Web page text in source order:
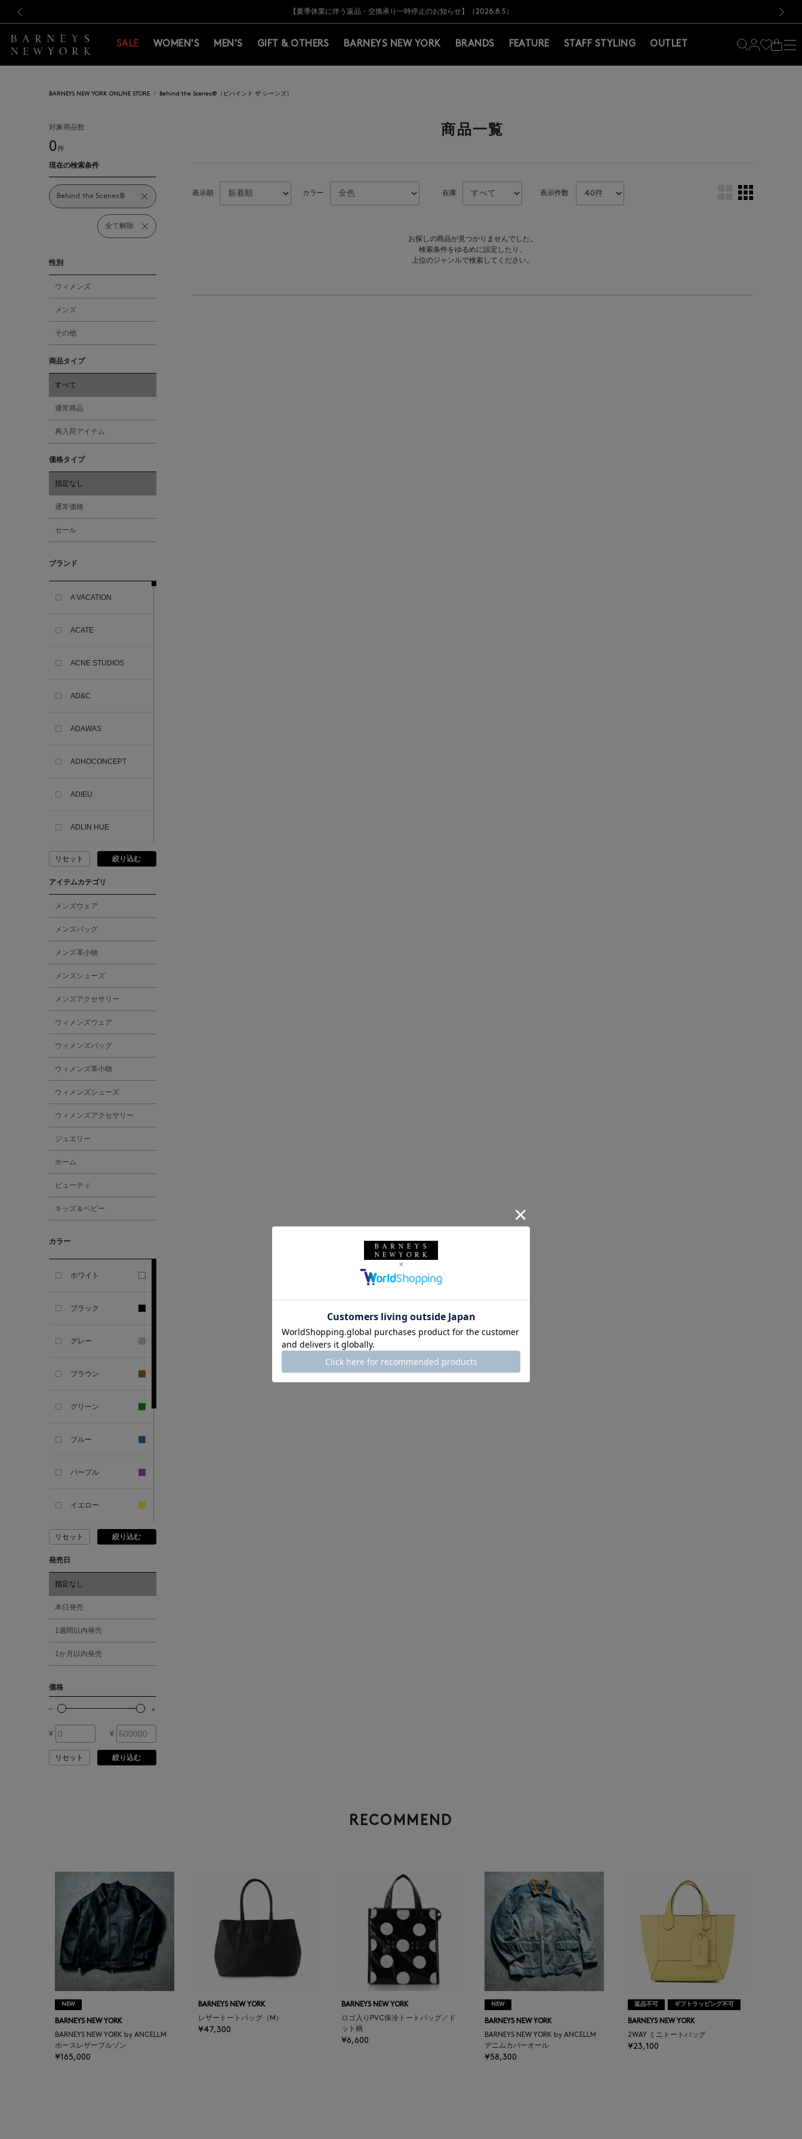
新規登録のお客様も対象！＜MY BARNEYS＞会員のお客様は11,000円（税込）以上のお買上げで常時送料無料！お買い物の際は会員登録を！
【夏季休業に伴う出荷一時停止のお知らせ】(2026.8.7)
【オンラインストア カスタマーセンター夏季休業に関するお知らせ】（2026.8.7）
【夏季休業に伴う返品・交換承り一時停止のお知らせ】（2026.8.5）
熊本県を中心とした地震の影響によるお荷物のお届けについて
【開催中】SUMMER SALEのご案内・ご注意事項
新規登録のお客様も対象！＜MY BARNEYS＞会員のお客様は11,000円（税込）以上のお買上げで常時送料無料！お買い物の際は会員登録を！
【夏季休業に伴う出荷一時停止のお知らせ】(2026.8.7)
SALE WOMEN'S MEN'S GIFT & OTHERS BARNEYS NEW YORK BRANDS FEATURE STAFF STYLING OUTLET
BARNEYS NEW YORK ONLINE STORE Behind the Scenes®（ビハインド ザ シーンズ）
対象商品数
0件
現在の検索条件
Behind the Scenes®
全て解除
性別
ウィメンズ
メンズ
その他
商品タイプ
すべて
通常商品
再入荷アイテム
価格タイプ
指定なし
通常価格
セール
ブランド
A VACATION
ACATE
ACNE STUDIOS
AD&C
ADAWAS
ADHOCONCEPT
ADIEU
ADLIN HUE
ADVISORY BOARD
AESOP
ALBERT THURSTON
ALESSANDRO
GHERARDI
ALL THE WAYS TO SAY
ALPO
ALTEA
AMOMENTO
ANCIENT GREEK
ATELIER AMBOISE
FIRENZE
AURALEE
BALENCIAGA
BARBA
BARNEYS NEW YORK
BASERANGE
BE.ABLE
リセット 絞り込む
アイテムカテゴリ
メンズウェア
メンズバッグ
メンズ革小物
メンズシューズ
メンズアクセサリー
ウィメンズウェア
ウィメンズバッグ
ウィメンズ革小物
ウィメンズシューズ
ウィメンズアクセサリー
ジュエリー
ホーム
ビューティ
キッズ＆ベビー
カラー
ホワイト
ブラック
グレー
ブラウン
グリーン
ブルー
パープル
イエロー
ピンク
レッド
オレンジ
シルバー
リセット 絞り込む
発売日
指定なし
本日発売
1週間以内発売
1か月以内発売
価格
¥ ¥
リセット 絞り込む
商品一覧
表示順 カラー 在庫 表示件数
お探しの商品が見つかりませんでした。
検索条件をゆるめに設定したり、
上位のジャンルで検索してください。
RECOMMEND
NEW
BARNEYS NEW YORK
BARNEYS NEW YORK by ANCELLM
ホースレザーブルゾン
¥165,000
BARNEYS NEW YORK
レザートートバッグ（M）
¥47,300
BARNEYS NEW YORK
ロゴ入りPVC保冷トートバッグ／ド
ット柄
¥6,600
NEW
BARNEYS NEW YORK
BARNEYS NEW YORK by ANCELLM
デニムカバーオール
¥58,300
返品不可 ギフトラッピング不可
BARNEYS NEW YORK
2WAY ミニトートバッグ
¥23,100